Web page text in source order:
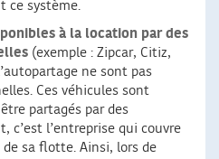
ce système.
à la location par des
(exemple : Zipcar, Citiz,
ne sont pas
Ces véhicules sont
partagés par des
c’est l’entreprise qui couvre
de sa flotte. Ainsi, lors de